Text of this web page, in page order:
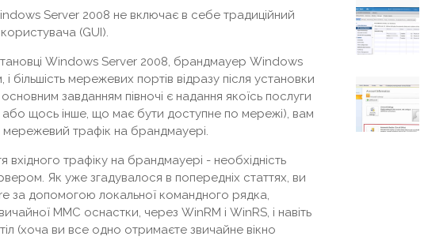
Server 2008 не включає в себе традиційний
(GUI).
Windows Server 2008, брандмауер Windows
більшість мережевих портів відразу після установки
завданням півночі є надання якоїсь послуги
щось інше, що має бути доступне по мережі), вам
трафік на брандмауері.
вхідного трафіку на брандмауері - необхідність
Як уже згадувалося в попередніх статтях, ви
за допомогою локальної командного рядка,
MMC оснастки, через WinRM і WinRS, і навіть
(хоча ви все одно отримаєте звичайне вікно